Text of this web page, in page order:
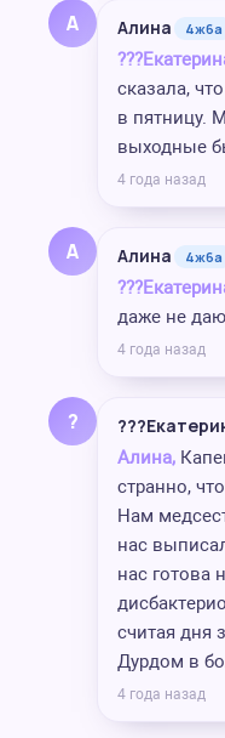
А Алина 4ж6а
сказала,
в пятницу.
выходные
4 года назад
А Алина 4ж6а
даже не
4 года назад
?
Алина,
странно,
Нам
нас
нас готова
считая дня
Дурдом в
4 года назад